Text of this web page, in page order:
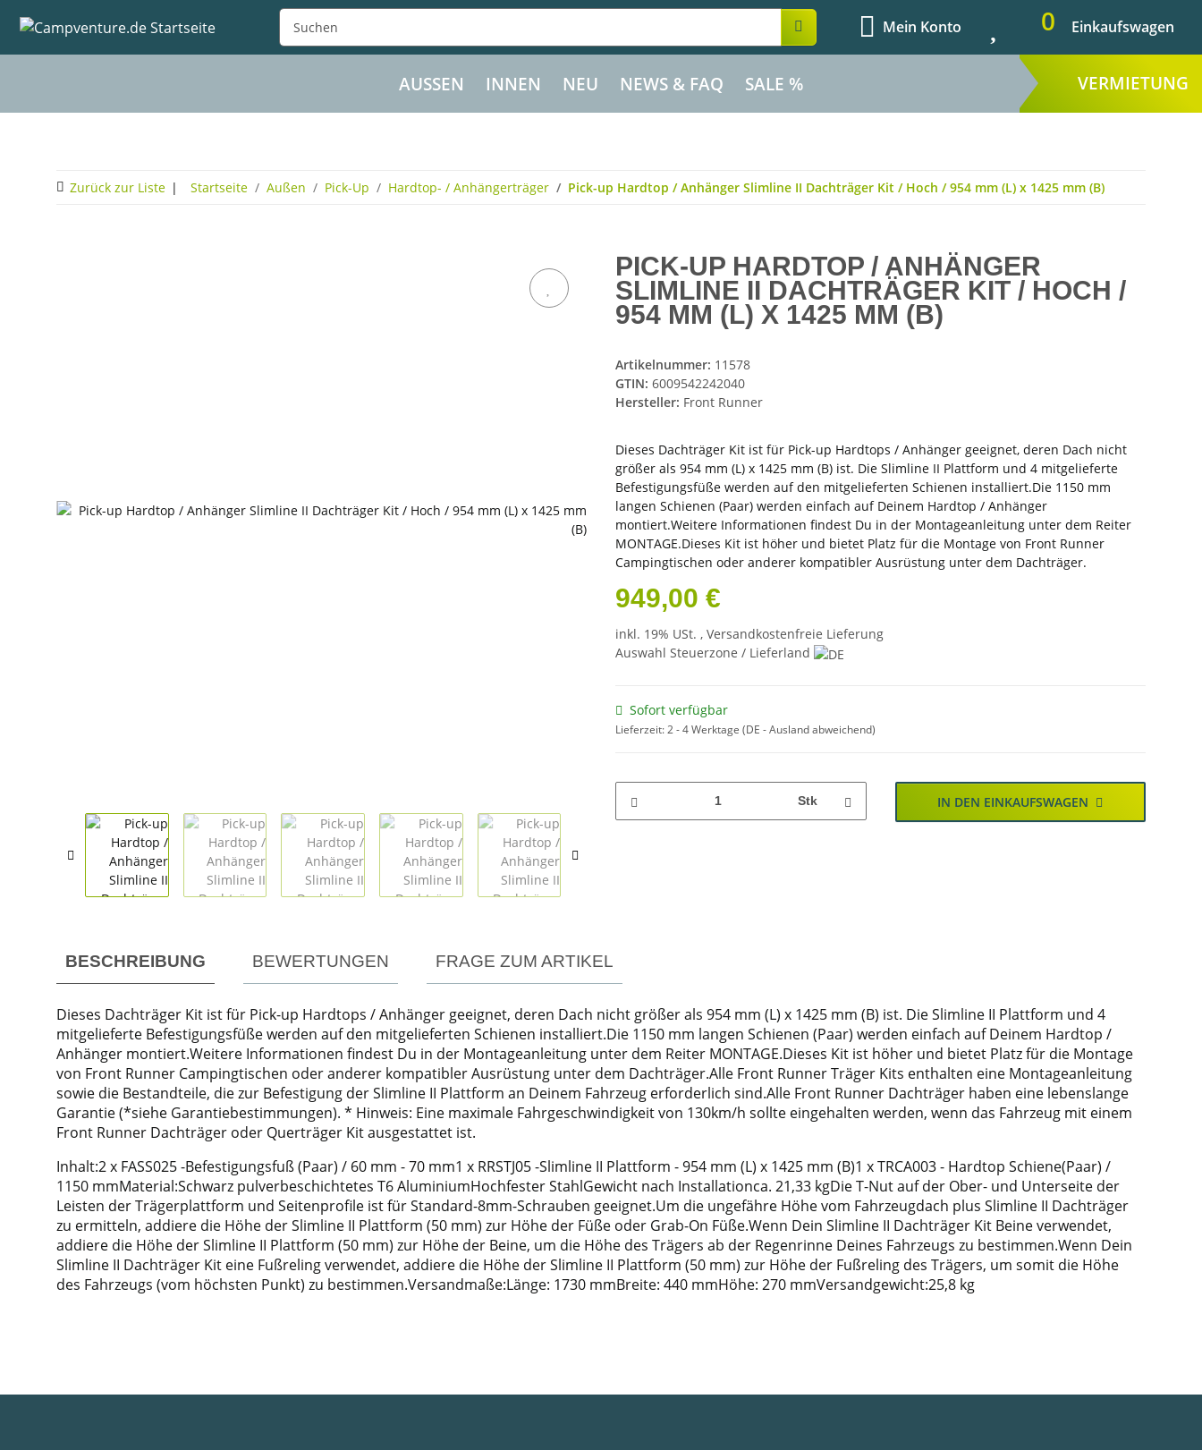
Mein Konto 0 Einkaufswagen
AUSSEN INNEN NEU NEWS & FAQ SALE % VERMIETUNG
Zurück zur Liste Startseite Außen Pick-Up Hardtop- / Anhängerträger Pick-up Hardtop / Anhänger Slimline II Dachträger Kit / Hoch / 954 mm (L) x 1425 mm (B)
PICK-UP HARDTOP / ANHÄNGER
SLIMLINE II DACHTRÄGER KIT / HOCH /
954 MM (L) X 1425 MM (B)
Artikelnummer: 11578
GTIN: 6009542242040
Hersteller: Front Runner
Dieses Dachträger Kit ist für Pick-up Hardtops / Anhänger geeignet, deren Dach nicht
größer als 954 mm (L) x 1425 mm (B) ist. Die Slimline II Plattform und 4 mitgelieferte
Befestigungsfüße werden auf den mitgelieferten Schienen installiert.Die 1150 mm
langen Schienen (Paar) werden einfach auf Deinem Hardtop / Anhänger
montiert.Weitere Informationen findest Du in der Montageanleitung unter dem Reiter
MONTAGE.Dieses Kit ist höher und bietet Platz für die Montage von Front Runner
Campingtischen oder anderer kompatibler Ausrüstung unter dem Dachträger.
949,00 €
inkl. 19% USt. , Versandkostenfreie Lieferung
Auswahl Steuerzone / Lieferland
Sofort verfügbar
Lieferzeit:2 - 4 Werktage (DE - Ausland abweichend)
Stk IN DEN EINKAUFSWAGEN
BESCHREIBUNG BEWERTUNGEN FRAGE ZUM ARTIKEL
Dieses Dachträger Kit ist für Pick-up Hardtops / Anhänger geeignet, deren Dach nicht größer als 954 mm (L) x 1425 mm (B) ist. Die Slimline II Plattform und 4
mitgelieferte Befestigungsfüße werden auf den mitgelieferten Schienen installiert.Die 1150 mm langen Schienen (Paar) werden einfach auf Deinem Hardtop /
Anhänger montiert.Weitere Informationen findest Du in der Montageanleitung unter dem Reiter MONTAGE.Dieses Kit ist höher und bietet Platz für die Montage
von Front Runner Campingtischen oder anderer kompatibler Ausrüstung unter dem Dachträger.Alle Front Runner Träger Kits enthalten eine Montageanleitung
sowie die Bestandteile, die zur Befestigung der Slimline II Plattform an Deinem Fahrzeug erforderlich sind.Alle Front Runner Dachträger haben eine lebenslange
Garantie (*siehe Garantiebestimmungen). * Hinweis: Eine maximale Fahrgeschwindigkeit von 130km/h sollte eingehalten werden, wenn das Fahrzeug mit einem
Front Runner Dachträger oder Querträger Kit ausgestattet ist.
Inhalt:2 x FASS025 -Befestigungsfuß (Paar) / 60 mm - 70 mm1 x RRSTJ05 -Slimline II Plattform - 954 mm (L) x 1425 mm (B)1 x TRCA003 - Hardtop Schiene(Paar) /
1150 mmMaterial:Schwarz pulverbeschichtetes T6 AluminiumHochfester StahlGewicht nach Installationca. 21,33 kgDie T-Nut auf der Ober- und Unterseite der
Leisten der Trägerplattform und Seitenprofile ist für Standard-8mm-Schrauben geeignet.Um die ungefähre Höhe vom Fahrzeugdach plus Slimline II Dachträger
zu ermitteln, addiere die Höhe der Slimline II Plattform (50 mm) zur Höhe der Füße oder Grab-On Füße.Wenn Dein Slimline II Dachträger Kit Beine verwendet,
addiere die Höhe der Slimline II Plattform (50 mm) zur Höhe der Beine, um die Höhe des Trägers ab der Regenrinne Deines Fahrzeugs zu bestimmen.Wenn Dein
Slimline II Dachträger Kit eine Fußreling verwendet, addiere die Höhe der Slimline II Plattform (50 mm) zur Höhe der Fußreling des Trägers, um somit die Höhe
des Fahrzeugs (vom höchsten Punkt) zu bestimmen.Versandmaße:Länge: 1730 mmBreite: 440 mmHöhe: 270 mmVersandgewicht:25,8 kg